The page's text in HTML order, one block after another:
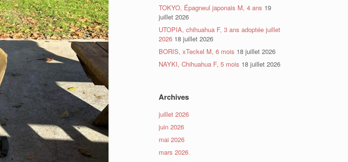
TOKYO, Épagneul japonais M, 4 ans 19
juillet 2026
UTOPIA, chihuahua F, 3 ans adoptée juillet
2026 18 juillet 2026
BORIS, xTeckel M, 6 mois 18 juillet 2026
NAYKI, Chihuahua F, 5 mois 18 juillet 2026
Archives
juillet 2026
juin 2026
mai 2026
mars 2026